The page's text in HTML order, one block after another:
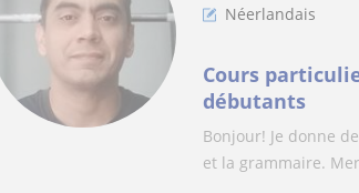
Néerlandais
Cours
débutants
Bonjour! Je donne
et la grammaire.